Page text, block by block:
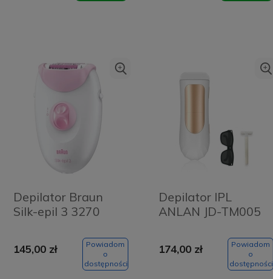
Depilator Braun
Silk-epil 3 3270
145,00 zł
Powiadom
o
dostępności
Depilator IPL
ANLAN JD-TM005
174,00 zł
Powiadom
o
dostępności